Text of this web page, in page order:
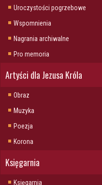
Uroczystości pogrzebowe
Wspomnienia
Nagrania archiwalne
Pro memoria
Artyści dla Jezusa Króla
Obraz
Muzyka
Poezja
Korona
Księgarnia
Księgarnia